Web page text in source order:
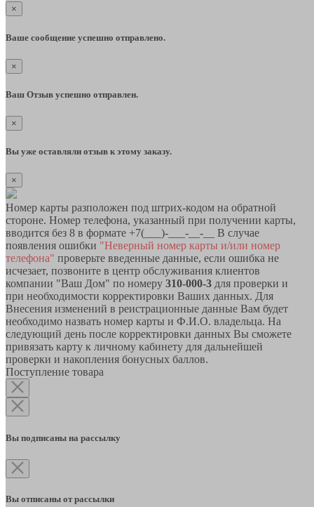
×
Ваше сообщение успешно отправлено.
×
Ваш Отзыв успешно отправлен.
×
Вы уже оставляли отзыв к этому заказу.
×
Номер карты разположен под штрих-кодом на обратной
стороне. Номер телефона, указанный при получении карты,
вводится без 8 в формате +7(___)-___-__-__ В случае
появления ошибки "Неверный номер карты и/или номер
телефона" проверьте введенные данные, если ошибка не
исчезает, позвоните в центр обслуживания клиентов
компании "Ваш Дом" по номеру 310-000-3 для проверки и
при необходимости корректировки Ваших данных. Для
Внесения изменений в реистрационные данные Вам будет
необходимо назвать номер карты и Ф.И.О. владельца. На
следующий день после корректировки данных Вы сможете
привязать карту к личному кабинету для дальнейшей
проверки и накопления бонусных баллов.
Поступление товара
Вы подписаны на рассылку
Вы отписаны от рассылки